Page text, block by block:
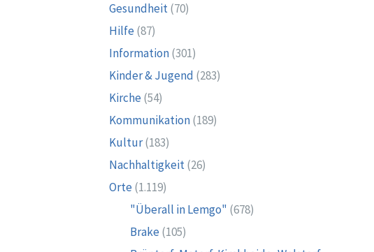
Gesundheit(70)
Hilfe (87)
Information(301)
Kinder & Jugend (283)
Kirche (54)
Kommunikation(189)
Kultur(183)
Nachhaltigkeit(26)
Orte (1.119)
"Überall in Lemgo" (678)
Brake (105)